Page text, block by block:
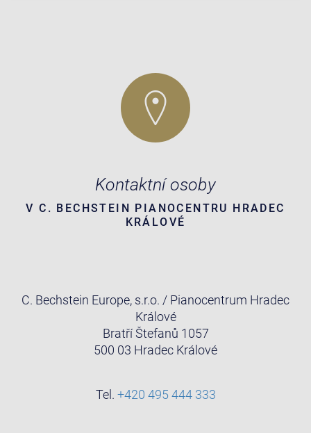
Kontaktní osoby
V C. BECHSTEIN PIANOCENTRU HRADEC
KRÁLOVÉ
C. Bechstein Europe, s.r.o. / Pianocentrum Hradec
Králové
Bratří Štefanů 1057
500 03 Hradec Králové
Tel. +420 495 444 333